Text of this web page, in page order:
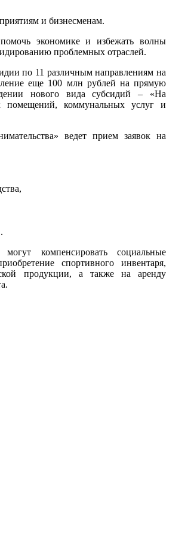
и бизнесменам.
экономике и избежать волны
проблемных отраслей.
по 11 различным направлениям на
еще 100 млн рублей на прямую
нового вида субсидий – «На
помещений, коммунальных услуг и
ведет прием заявок на
компенсировать социальные
спортивного инвентаря,
продукции, а также на аренду